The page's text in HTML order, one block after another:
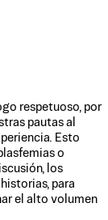
respetuoso, por
pautas al
Esto
o
los
para
el alto volumen